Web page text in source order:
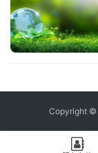
Copyright ©